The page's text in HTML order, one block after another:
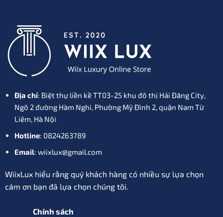
Địa chỉ: Biệt thự liền kề TT03-25 khu đô thị Hải Đăng City,
Ngõ 2 đường Hàm Nghi, Phường Mỹ Đình 2, quận Nam Từ
Liêm, Hà Nội
Hotline: 0824263789
Email: wiixlux@gmail.com
WiixLux hiểu rằng quý khách hàng có nhiều sự lựa chọn
cám ơn bạn đã lựa chọn chúng tôi.
Chính sách